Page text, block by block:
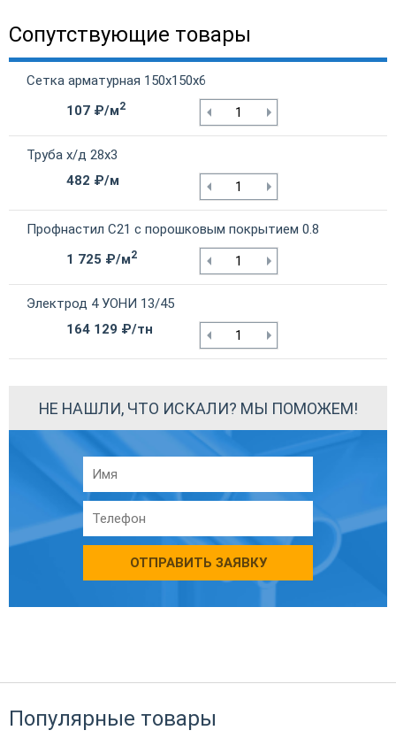
Сопутствующие товары
Сетка арматурная 150х150х6
107 ₽/м2
Труба х/д 28х3
482 ₽/м
Профнастил С21 с порошковым покрытием 0.8
1 725 ₽/м2
Электрод 4 УОНИ 13/45
164 129 ₽/тн
НЕ НАШЛИ, ЧТО ИСКАЛИ? МЫ ПОМОЖЕМ!
ОТПРАВИТЬ ЗАЯВКУ
Популярные товары